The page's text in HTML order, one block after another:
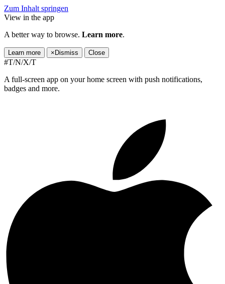
Zum Inhalt springen
View in the app
A better way to browse. Learn more.
Learn more × Dismiss Close
#T/N/X/T
A full-screen app on your home screen with push notifications,
badges and more.